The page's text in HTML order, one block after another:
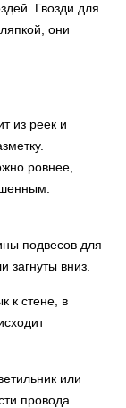
Гвозди для
они
из реек и
ровнее,
подвесов для
вниз.
к стене, в
или
провода.